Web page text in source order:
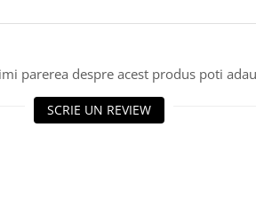
parerea despre acest produs poti
SCRIE UN REVIEW